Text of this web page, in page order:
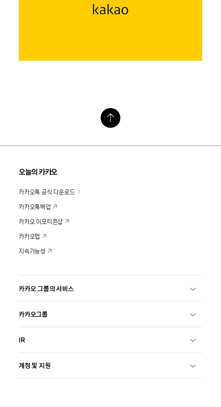
오늘의 카카오
카카오톡 공식 다운로드
카카오톡백업
카카오 이모티콘샵
카카오맵
지속가능성
카카오 그룹의 서비스
카카오그룹
IR
계정 및 지원